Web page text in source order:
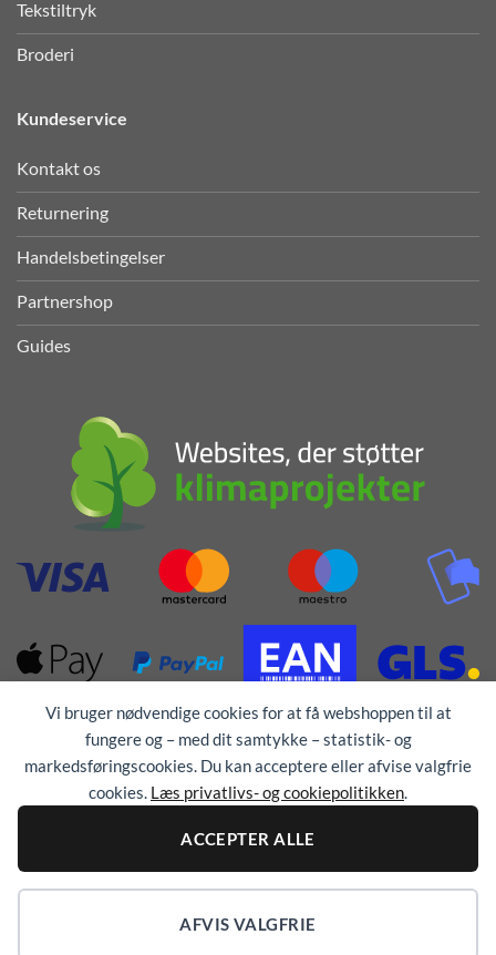
Vi bruger nødvendige cookies for at få webshoppen til at
fungere og – med dit samtykke – statistik- og
markedsføringscookies. Du kan acceptere eller afvise valgfrie
cookies. Læs privatlivs- og cookiepolitikken.
ACCEPTER ALLE
AFVIS VALGFRIE
Tekstiltryk
Broderi
Kundeservice
Kontakt os
Returnering
Handelsbetingelser
Partnershop
Guides
Alle rettigheder forbeholdes © 1976 - 2026TEX-